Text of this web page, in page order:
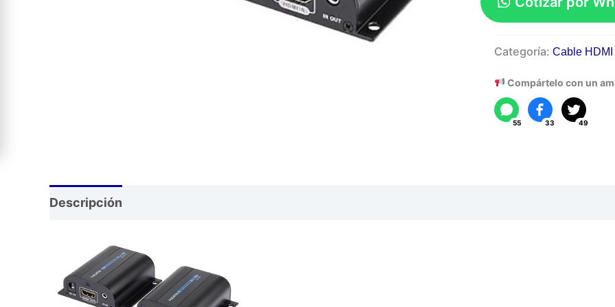
HDMI
Activo
60M
cantidad
Categoría: Cable HDMI
Compártelo con un
55 33 49
Descripción